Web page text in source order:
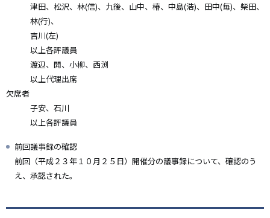
津田、松沢、林(信)、九後、山中、椿、中島(浩)、田中(毎)、柴田、
林(行)、
吉川(左)
以上各評議員
渡辺、開、小柳、西渕
以上代理出席
欠席者
子安、石川
以上各評議員
前回議事録の確認
前回（平成２３年１０月２５日）開催分の議事録について、確認のう
え、承認された。